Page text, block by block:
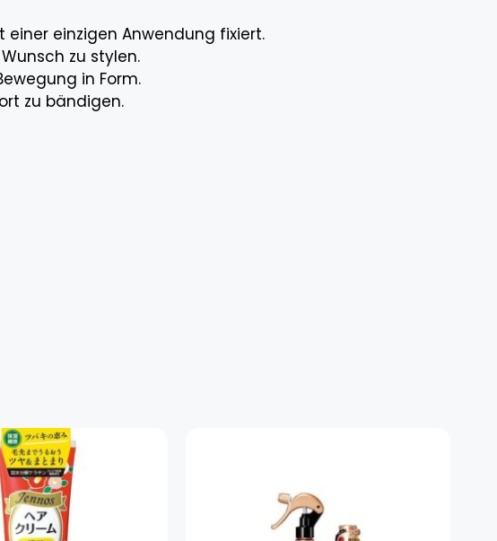
einer einzigen Anwendung fixiert.
zu stylen.
in Form.
zu bändigen.